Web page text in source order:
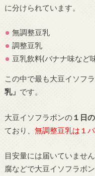
に分けられています。
無調整豆乳
調整豆乳
豆乳飲料(バナナ味など
この中で最も大豆イソフ
乳」 です。
大豆イソフラボンの１日
ており、 無調整豆乳は１
目安量には届いていませ
腐などで大豆イソフラボ